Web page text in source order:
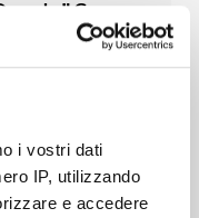
i vostri dati
IP, utilizzando
e accedere
Il Corpo
umano, ma
rispetto a